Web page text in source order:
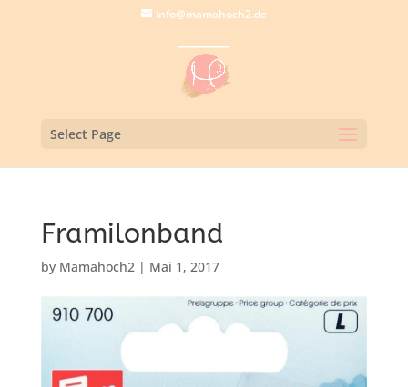
info@mamahoch2.de
Select Page
Framilonband
by Mamahoch2| Mai 1, 2017